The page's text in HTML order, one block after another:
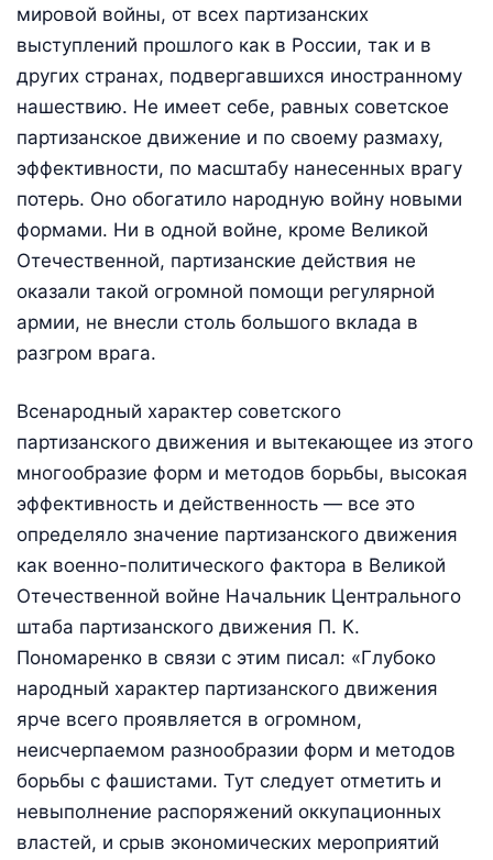
мировой войны, от всех партизанских
выступлений прошлого как в России, так и в
других странах, подвергавшихся иностранному
нашествию. Не имеет себе, равных советское
партизанское движение и по своему размаху,
эффективности, по масштабу нанесенных врагу
потерь. Оно обогатило народную войну новыми
формами. Ни в одной войне, кроме Великой
Отечественной, партизанские действия не
оказали такой огромной помощи регулярной
армии, не внесли столь большого вклада в
разгром врага.
Всенародный характер советского
партизанского движения и вытекающее из этого
многообразие форм и методов борьбы, высокая
эффективность и действенность — все это
определяло значение партизанского движения
как военно-политического фактора в Великой
Отечественной войне Начальник Центрального
штаба партизанского движения П. К.
Пономаренко в связи с этим писал: «Глубоко
народный характер партизанского движения
ярче всего проявляется в огромном,
неисчерпаемом разнообразии форм и методов
борьбы с фашистами. Тут следует отметить и
невыполнение распоряжений оккупационных
властей, и срыв экономических мероприятий